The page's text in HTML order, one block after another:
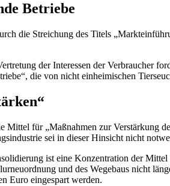
Betriebe
die Streichung des Titels
der Interessen der
die von nicht einheimischen
für „Maßnahmen zur Verstärkung
sei in dieser Hinsicht nicht
ist eine Konzentration der
und des Wegebaus nicht
Euro eingespart werden.